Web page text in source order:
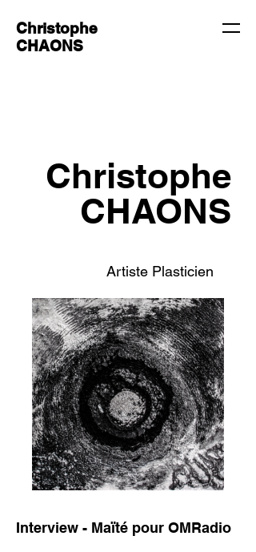
Christophe
CHAONS
Christophe
CHAONS
Artiste Plasticien
Interview - Maïté pour OMRadio